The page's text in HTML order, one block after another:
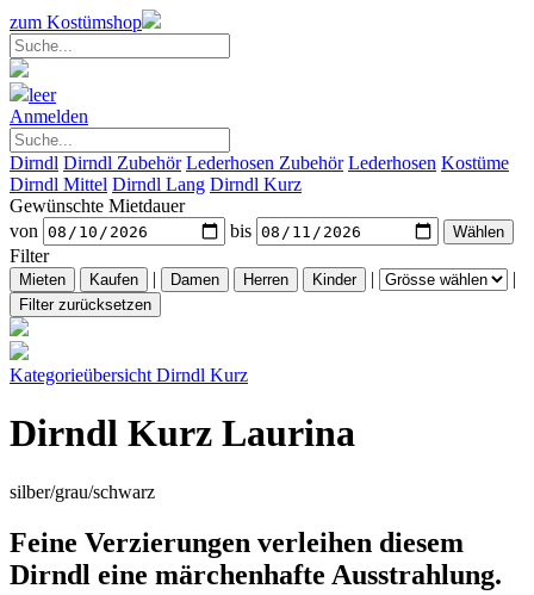
zum Kostümshop
leer
Anmelden
Dirndl Dirndl Zubehör Lederhosen Zubehör Lederhosen Kostüme
Dirndl Mittel Dirndl Lang Dirndl Kurz
Gewünschte Mietdauer
von
bis
Filter
|
| |
Kategorieübersicht Dirndl Kurz
Dirndl Kurz Laurina
silber/grau/schwarz
Feine Verzierungen verleihen diesem
Dirndl eine märchenhafte Ausstrahlung.